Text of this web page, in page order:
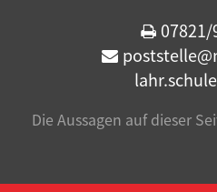
07821/
Die Aussagen auf dieser